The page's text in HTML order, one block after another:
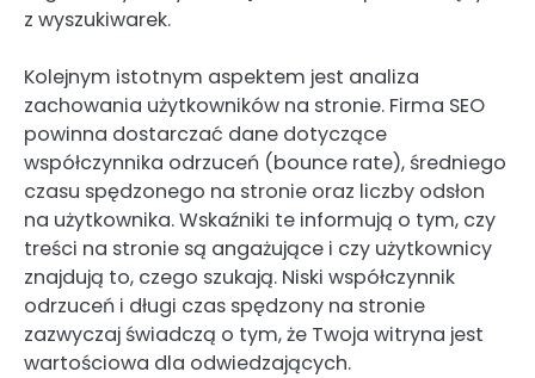
z wyszukiwarek.
Kolejnym istotnym aspektem jest analiza
zachowania użytkowników na stronie. Firma SEO
powinna dostarczać dane dotyczące
współczynnika odrzuceń (bounce rate), średniego
czasu spędzonego na stronie oraz liczby odsłon
na użytkownika. Wskaźniki te informują o tym, czy
treści na stronie są angażujące i czy użytkownicy
znajdują to, czego szukają. Niski współczynnik
odrzuceń i długi czas spędzony na stronie
zazwyczaj świadczą o tym, że Twoja witryna jest
wartościowa dla odwiedzających.